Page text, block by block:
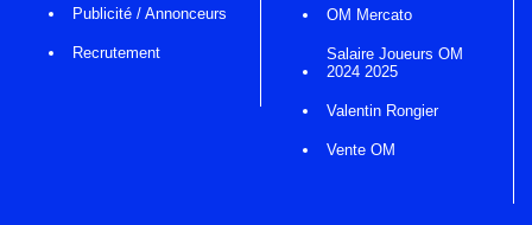
Publicité / Annonceurs
Recrutement
OM Mercato
Salaire Joueurs OM
2024 2025
Valentin Rongier
Vente OM